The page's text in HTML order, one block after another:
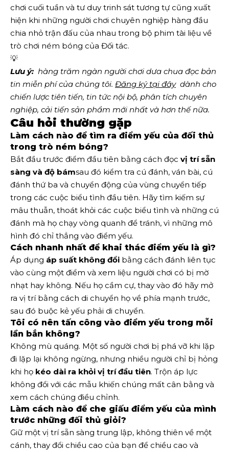
chơi cuối tuần và tư duy trinh sát tương tự cũng xuất
hiện khi những người chơi chuyên nghiệp hàng đầu
chia nhỏ trận đấu của nhau trong bộ phim tài liệu về
trò chơi ném bóng của Đối tác.
💡
Lưu ý:
  hàng trăm ngàn người chơi dưa chua đọc bản
tin miễn phí của chúng tôi. Đăng ký tại đây
  dành cho
chiến lược tiên tiến, tin tức nội bộ, phân tích chuyên
nghiệp, cải tiến sản phẩm mới nhất và hơn thế nữa.
Câu hỏi thường gặp
Làm cách nào để tìm ra điểm yếu của đối thủ
trong trò ném bóng?
Bắt đầu trước điểm đầu tiên bằng cách đọc vị trí sẵn
sàng và độ bámsau đó kiểm tra cú đánh, ván bài, cú
đánh thứ ba và chuyển động của vùng chuyển tiếp
trong các cuộc biểu tình đầu tiên. Hãy tìm kiếm sự
mâu thuẫn, thoát khỏi các cuộc biểu tình và những cú
đánh mà họ chạy vòng quanh để tránh, vì những mô
hình đó chỉ thẳng vào điểm yếu.
Cách nhanh nhất để khai thác điểm yếu là gì?
Áp dụng áp suất không đổi bằng cách đánh liên tục
vào cùng một điểm và xem liệu người chơi có bị mờ
nhạt hay không. Nếu họ cầm cự, thay vào đó hãy mở
ra vị trí bằng cách di chuyển họ về phía mạnh trước,
sau đó buộc kẻ yếu phải di chuyển.
Tôi có nên tấn công vào điểm yếu trong mỗi
lần bắn không?
Không mù quáng. Một số người chơi bị phá vỡ khi lặp
đi lặp lại không ngừng, nhưng nhiều người chỉ bị hỏng
khi họ kéo dài ra khỏi vị trí đầu tiên. Trộn áp lực
không đổi với các mẫu khiến chúng mất cân bằng và
xem cách chúng điều chỉnh.
Làm cách nào để che giấu điểm yếu của mình
trước những đối thủ giỏi?
Giữ một vị trí sẵn sàng trung lập, không thiên về một
cánh, thay đổi chiều cao của bạn để chiều cao và